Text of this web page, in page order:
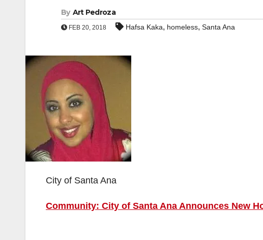
By Art Pedroza
FEB 20, 2018 Hafsa Kaka, homeless, Santa Ana
City of Santa Ana
Community: City of Santa Ana Announces New